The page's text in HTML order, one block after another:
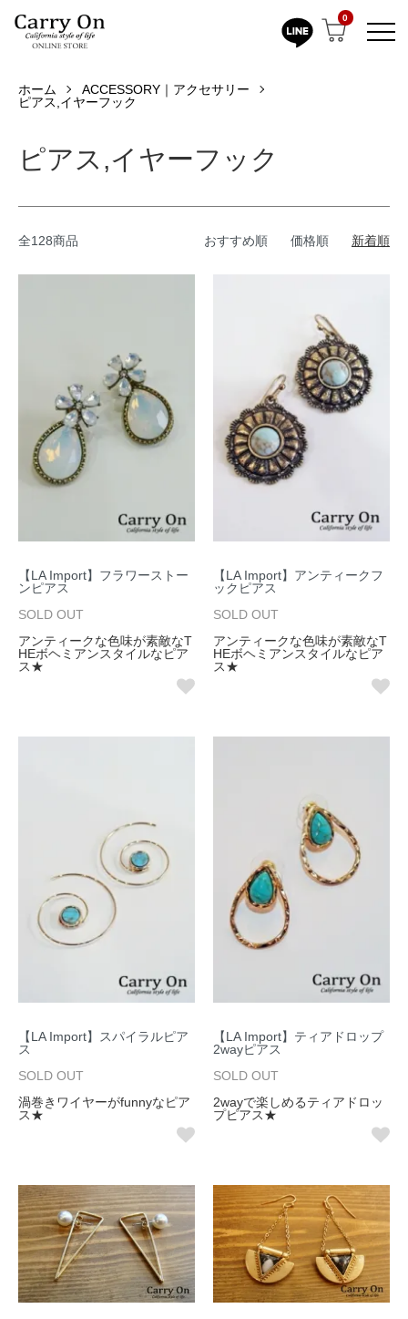
0
ホーム
ACCESSORY｜アクセサリー
ピアス,イヤーフック
ピアス,イヤーフック
全128商品 おすすめ順 価格順 新着順
【LA Import】フラワーストー
ンピアス
SOLD OUT
アンティークな色味が素敵なT
HEボヘミアンスタイルなピア
ス★
【LA Import】アンティークフ
ックピアス
SOLD OUT
アンティークな色味が素敵なT
HEボヘミアンスタイルなピア
ス★
【LA Import】スパイラルピア
ス
SOLD OUT
渦巻きワイヤーがfunnyなピア
ス★
【LA Import】ティアドロップ
2wayピアス
SOLD OUT
2wayで楽しめるティアドロッ
プピアス★